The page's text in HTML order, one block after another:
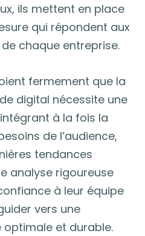
ils mettent en place
qui répondent aux
chaque entreprise.
fermement que la
digital nécessite une
à la fois la
de l’audience,
tendances
analyse rigoureuse
à leur équipe
vers une
et durable.